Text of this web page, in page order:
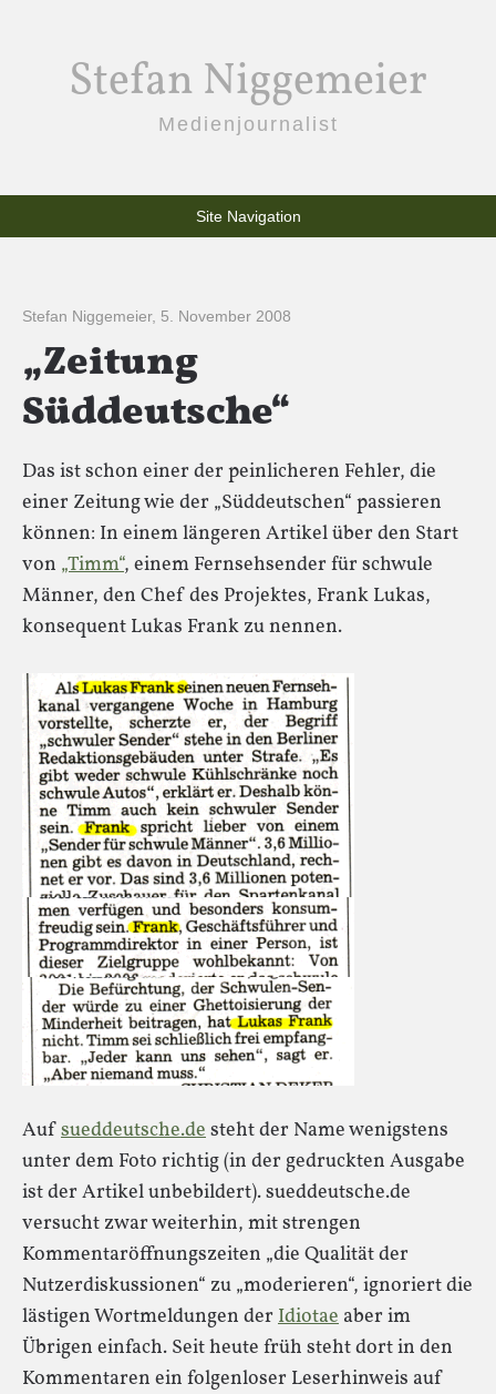
Stefan Niggemeier
Medienjournalist
Site Navigation
Stefan Niggemeier, 5. November 2008
„Zeitung
Süddeutsche“
Das ist schon einer der peinlicheren Fehler, die
einer Zeitung wie der „Süddeutschen“ passieren
können: In einem längeren Artikel über den Start
von „Timm“, einem Fernsehsender für schwule
Männer, den Chef des Projektes, Frank Lukas,
konsequent Lukas Frank zu nennen.
Aufsueddeutsche.desteht der Name wenigstens
unter dem Foto richtig (in der gedruckten Ausgabe
ist der Artikel unbebildert). sueddeutsche.de
versucht zwar weiterhin, mit strengen
Kommentaröffnungszeiten „die Qualität der
Nutzerdiskussionen“ zu „moderieren“, ignoriert die
lästigen Wortmeldungen der Idiotae aber im
Übrigen einfach. Seit heute früh steht dort in den
Kommentaren ein folgenloser Leserhinweis auf